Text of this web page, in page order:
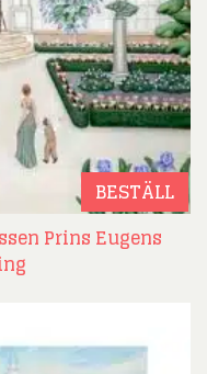
BESTÄLL
Prins Eugens